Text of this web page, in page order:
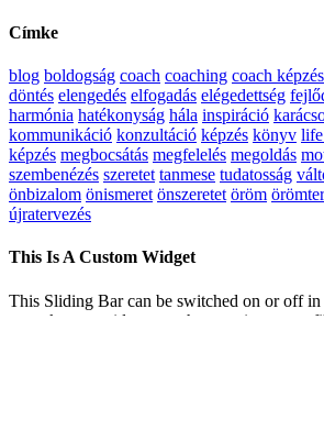
Címke
blog boldogság coach coaching coach képzés
döntés elengedés elfogadás elégedettség
harmónia hatékonyság hála inspiráció
kommunikáció konzultáció képzés könyv
képzés megbocsátás megfelelés megoldás
szembenézés szeretet tanmese tudatosság
önbizalom önismeret önszeretet öröm
újratervezés
This Is A Custom Widget
This Sliding Bar can be switched on or off in
can take any widget you throw at it or even